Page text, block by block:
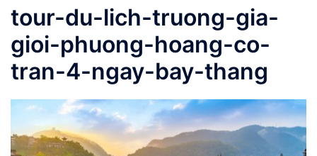
tour-du-lich-truong-gia-
gioi-phuong-hoang-co-
tran-4-ngay-bay-thang